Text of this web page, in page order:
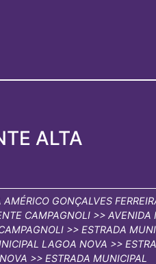
ALTA
GONÇALVES
CAMPAGNOLI >> AVENIDA
>> ESTRADA
LAGOA NOVA >>
>> ESTRADA MUNICIPAL